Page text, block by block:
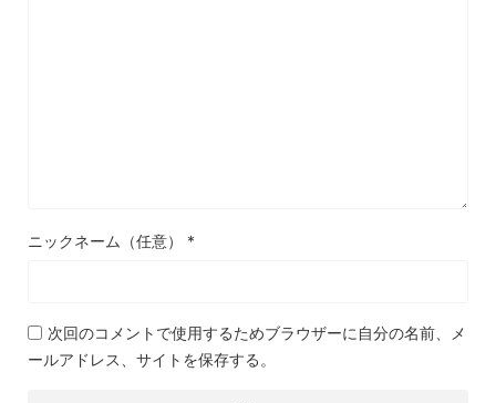
ニックネーム（任意） *
次回のコメントで使用するためブラウザーに自分の名前、メ
ールアドレス、サイトを保存する。